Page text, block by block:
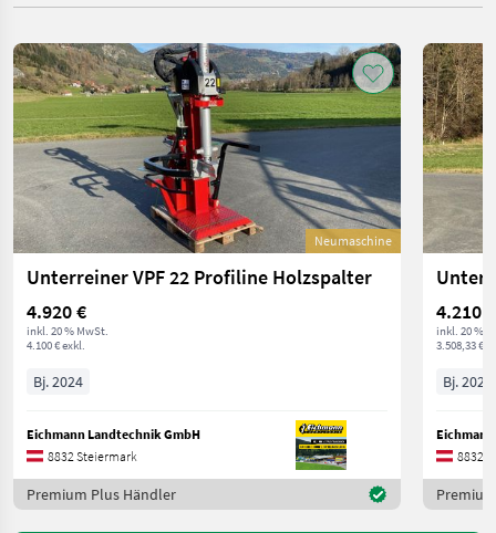
Neumaschine
Unterreiner VPF 22 Profiline Holzspalter
4.920 €
inkl. 20 % MwSt.
4.100 € exkl.
Bj. 2024
Eichmann Landtechnik GmbH
8832 Steiermark
Premium Plus Händler
4.210 €
inkl. 20 %
3.508,33 €
Bj. 2024
8832